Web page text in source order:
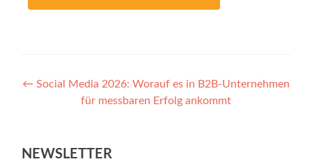
Post
navigation
← Social Media 2026: Worauf es in B2B-Unternehmen
für messbaren Erfolg ankommt
NEWSLETTER